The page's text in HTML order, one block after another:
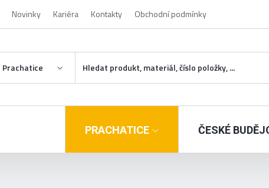
Novinky Kariéra Kontakty Obchodní podmínky
Prachatice
PRACHATICE ČESKÉ